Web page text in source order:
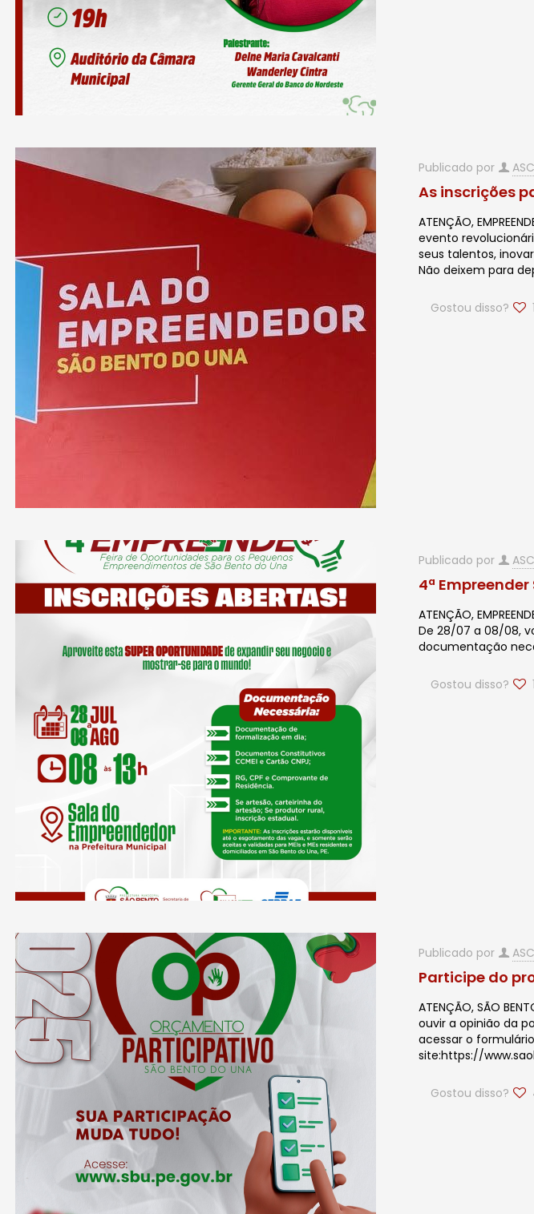
Publicado por
As inscrições
ATENÇÃO,
evento
seus talentos,
Não deixem para
Gostou disso? 1
Publicado por
4ª
ATENÇÃO,
De 28/07 a 08/08,
documentação
Gostou disso? 1
Publicado por
Participe do
ATENÇÃO, SÃO
ouvir a opinião da
acessar o
site:https://
Gostou disso?